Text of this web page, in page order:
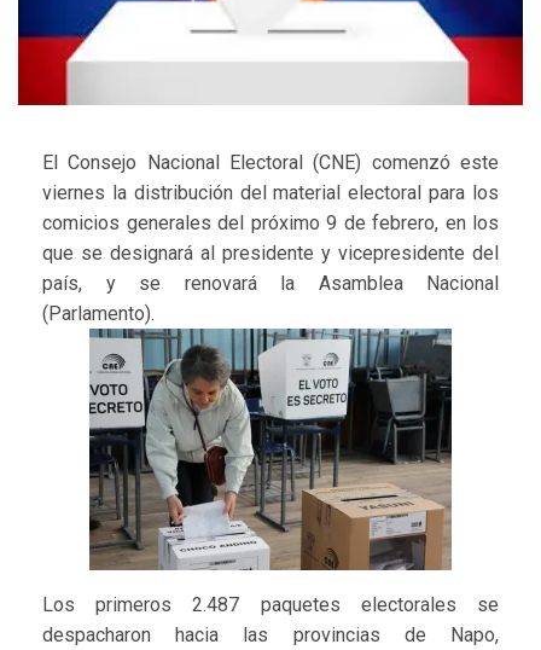
El Consejo Nacional Electoral (CNE) comenzó este
viernes la distribución del material electoral para los
comicios generales del próximo 9 de febrero, en los
que se designará al presidente y vicepresidente del
país, y se renovará la Asamblea Nacional
(Parlamento).
Los primeros 2.487 paquetes electorales se
despacharon hacia las provincias de Napo,